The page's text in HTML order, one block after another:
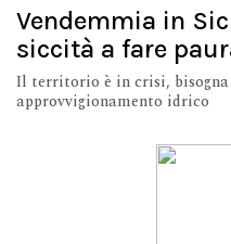
Vendemmia in
siccità a fare
Il territorio è in crisi,
approvvigionamento idrico